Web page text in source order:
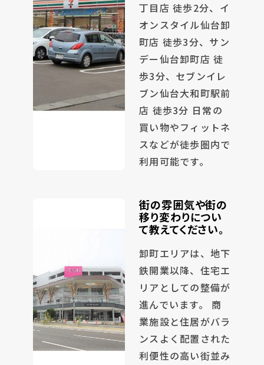
丁目店 徒歩2分、イ
オンスタイル仙台卸
町店 徒歩3分、サン
デー仙台卸町店 徒
歩3分、セブンイレ
ブン仙台大和町駅前
店 徒歩3分 日常の
買い物やフィットネ
スなどが徒歩圏内で
利用可能です。
街の雰囲気や街の
移り変わりについ
て教えてください。
卸町エリアは、地下
鉄開業以降、住宅エ
リアとしての整備が
進んでいます。 商
業施設と住居がバラ
ンスよく配置された
利便性の高い街並み